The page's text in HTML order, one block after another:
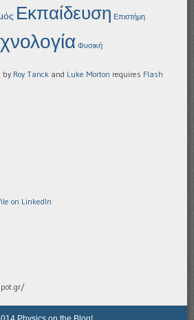
Εκπαίδευση Επιστήμη
Φυσική
by Roy Tanck and Luke Morton requires Flash